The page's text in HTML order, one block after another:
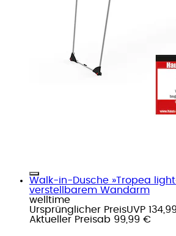
Walk-in-Dusche »Tropea
verstellbarem Wandarm
welltime
Ursprünglicher PreisUVP
Aktueller Preisab 99,99 €